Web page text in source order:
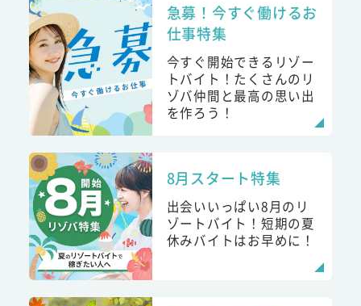
急募！今すぐ働けるお
仕事特集
今すぐ開始できるリゾー
トバイト！たくさんのリ
ゾバ仲間と最高の思い出
を作ろう！
8月スタート特集
出会いいっぱい8月のリ
ゾートバイト！短期の夏
休みバイトはお早めに！